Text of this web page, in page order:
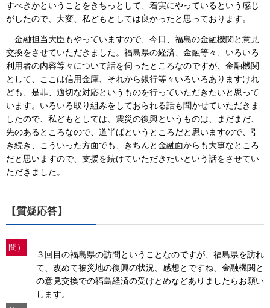
すべきかということをきちっとして、着実にやっているという感じ
がしたので、大変、私どもとしては良かったと思っております。
金融担当大臣もやっていますので、今日、福島の金融機関と意見
交換をさせていただきました。福島県の経済、金融等々、いろいろ
利用者の内容等々について話を伺ったところなのですが、金融機関
として、ここは信用金庫、それから銀行等々いろいろありますけれ
ども、是非、適切な対応というものを行っていただきたいと思って
います。いろいろ取り組みをしておられる話も聞かせていただきま
したので、私どもとしては、震災の復興というものは、まだまだ、
先のあるところなので、道半ばというところだと思いますので、引
き続き、こういった方面でも、きちんと金融面からも大事なところ
だと思いますので、支援を続けていただきたいという話をさせてい
ただきました。
【質疑応答】
問）
３回目の福島県の訪問ということなのですが、福島県を訪れ
て、改めて被災地の復興の状況、感想とですね、金融機関と
の意見交換での福島経済の受けとめなどありましたらお願い
します。